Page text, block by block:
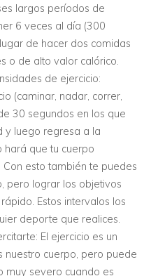
largos períodos de
6 veces al día (300
de hacer dos comidas
o de alto valor calórico.
de ejercicio:
(caminar, nadar, correr,
30 segundos en los que
y luego regresa a la
hará que tu cuerpo
esto también te puedes
pero lograr los objetivos
Estos intervalos los
deporte que realices.
El ejercicio es un
nuestro cuerpo, pero puede
muy severo cuando es